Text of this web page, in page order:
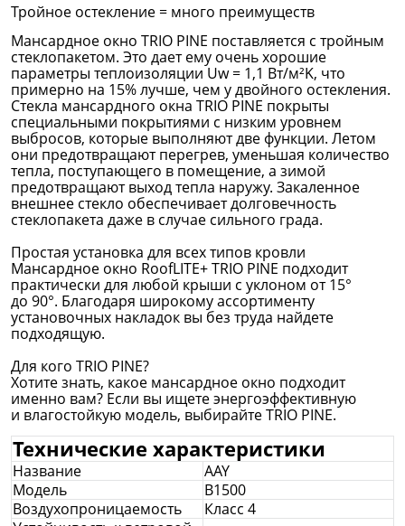
Тройное остекление = много преимуществ
Мансардное окно TRIO PINE поставляется с тройным
стеклопакетом. Это дает ему очень хорошие
параметры теплоизоляции Uw = 1,1 Вт/м²K, что
примерно на 15% лучше, чем у двойного остекления.
Стекла мансардного окна TRIO PINE покрыты
специальными покрытиями с низким уровнем
выбросов, которые выполняют две функции. Летом
они предотвращают перегрев, уменьшая количество
тепла, поступающего в помещение, а зимой
предотвращают выход тепла наружу. Закаленное
внешнее стекло обеспечивает долговечность
стеклопакета даже в случае сильного града.
Простая установка для всех типов кровли
Мансардное окно RoofLITE+ TRIO PINE подходит
практически для любой крыши с уклоном от 15°
до 90°. Благодаря широкому ассортименту
установочных накладок вы без труда найдете
подходящую.
Для кого TRIO PINE?
Хотите знать, какое мансардное окно подходит
именно вам? Если вы ищете энергоэффективную
и влагостойкую модель, выбирайте TRIO PINE.
Технические характеристики
Название
АAY
Модель
B1500
Воздухопроницаемость
Класс 4